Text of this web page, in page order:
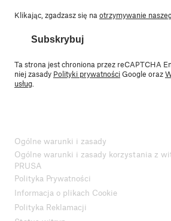
Klikając, zgadzasz się na otrzymywanie
Subskrybuj
Ta strona jest chroniona przez reCAPTCHA
niej zasady Polityki prywatnościGoogle oraz
usług
Ogólne warunki i zasady
Ogólne warunki i zasady korzystania z
PRUSA
Polityka Prywatności
Informacja o plikach Cookie
Polityka Reklamacji